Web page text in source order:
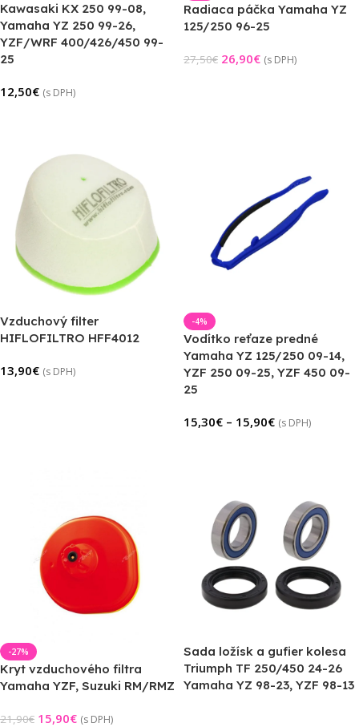
Kawasaki KX 250 99-08,
Yamaha YZ 250 99-26,
YZF/WRF 400/426/450 99-
25
12,50€ (s DPH)
Radiaca páčka Yamaha YZ
125/250 96-25
27,50€ 26,90€ (s DPH)
Vzduchový filter
HIFLOFILTRO HFF4012
13,90€ (s DPH)
-4%
Vodítko reťaze predné
Yamaha YZ 125/250 09-14,
YZF 250 09-25, YZF 450 09-
25
15,30€ – 15,90€ (s DPH)
-27%
Kryt vzduchového filtra
Yamaha YZF, Suzuki RM/RMZ
21,90€ 15,90€ (s DPH)
Sada ložísk a gufier kolesa
Triumph TF 250/450 24-26
Yamaha YZ 98-23, YZF 98-13